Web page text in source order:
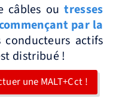
câbles outresses
par la
actifs
distribué !
une MALT+Cct !